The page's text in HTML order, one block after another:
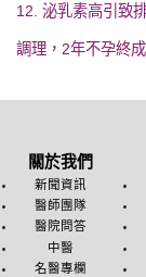
12. 泌乳素高引致
調理，2年不孕終成
關於我們
新聞資訊
醫師團隊
醫院問答
中醫
名醫專欄